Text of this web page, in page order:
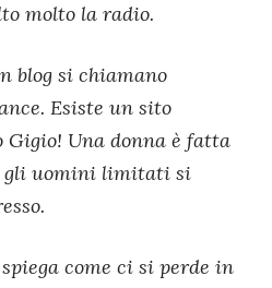
molto la radio.
blog si chiamano
Esiste un sito
Gigio! Una donna è fatta
gli uomini limitati si
come ci si perde in